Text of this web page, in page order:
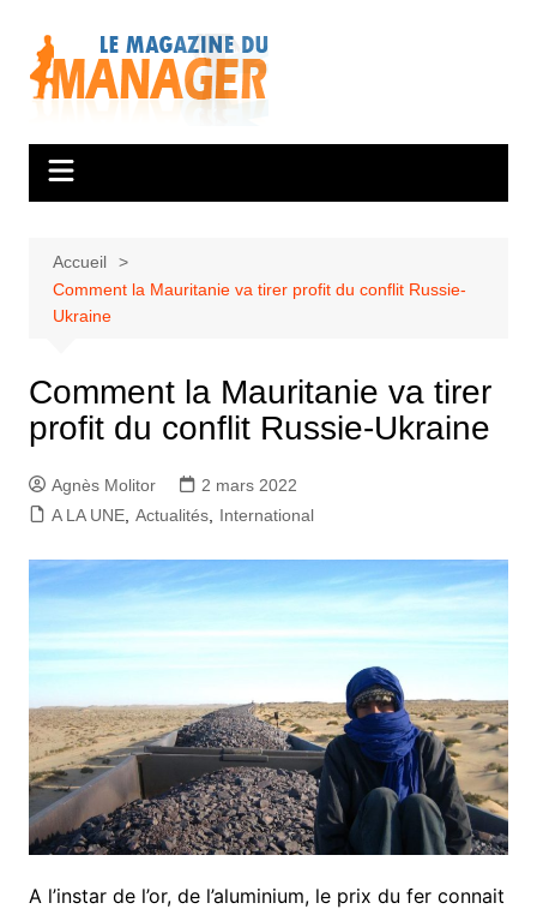
contenu
Accueil
Comment la Mauritanie va tirer profit du conflit Russie-
Ukraine
Comment la Mauritanie va tirer
profit du conflit Russie-Ukraine
Agnès Molitor
2 mars 2022
A LA UNE, Actualités, International
A l’instar de l’or, de l’aluminium, le prix du fer connait